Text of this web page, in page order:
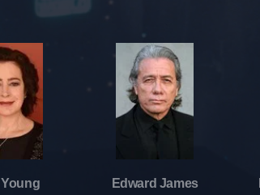
Edward James